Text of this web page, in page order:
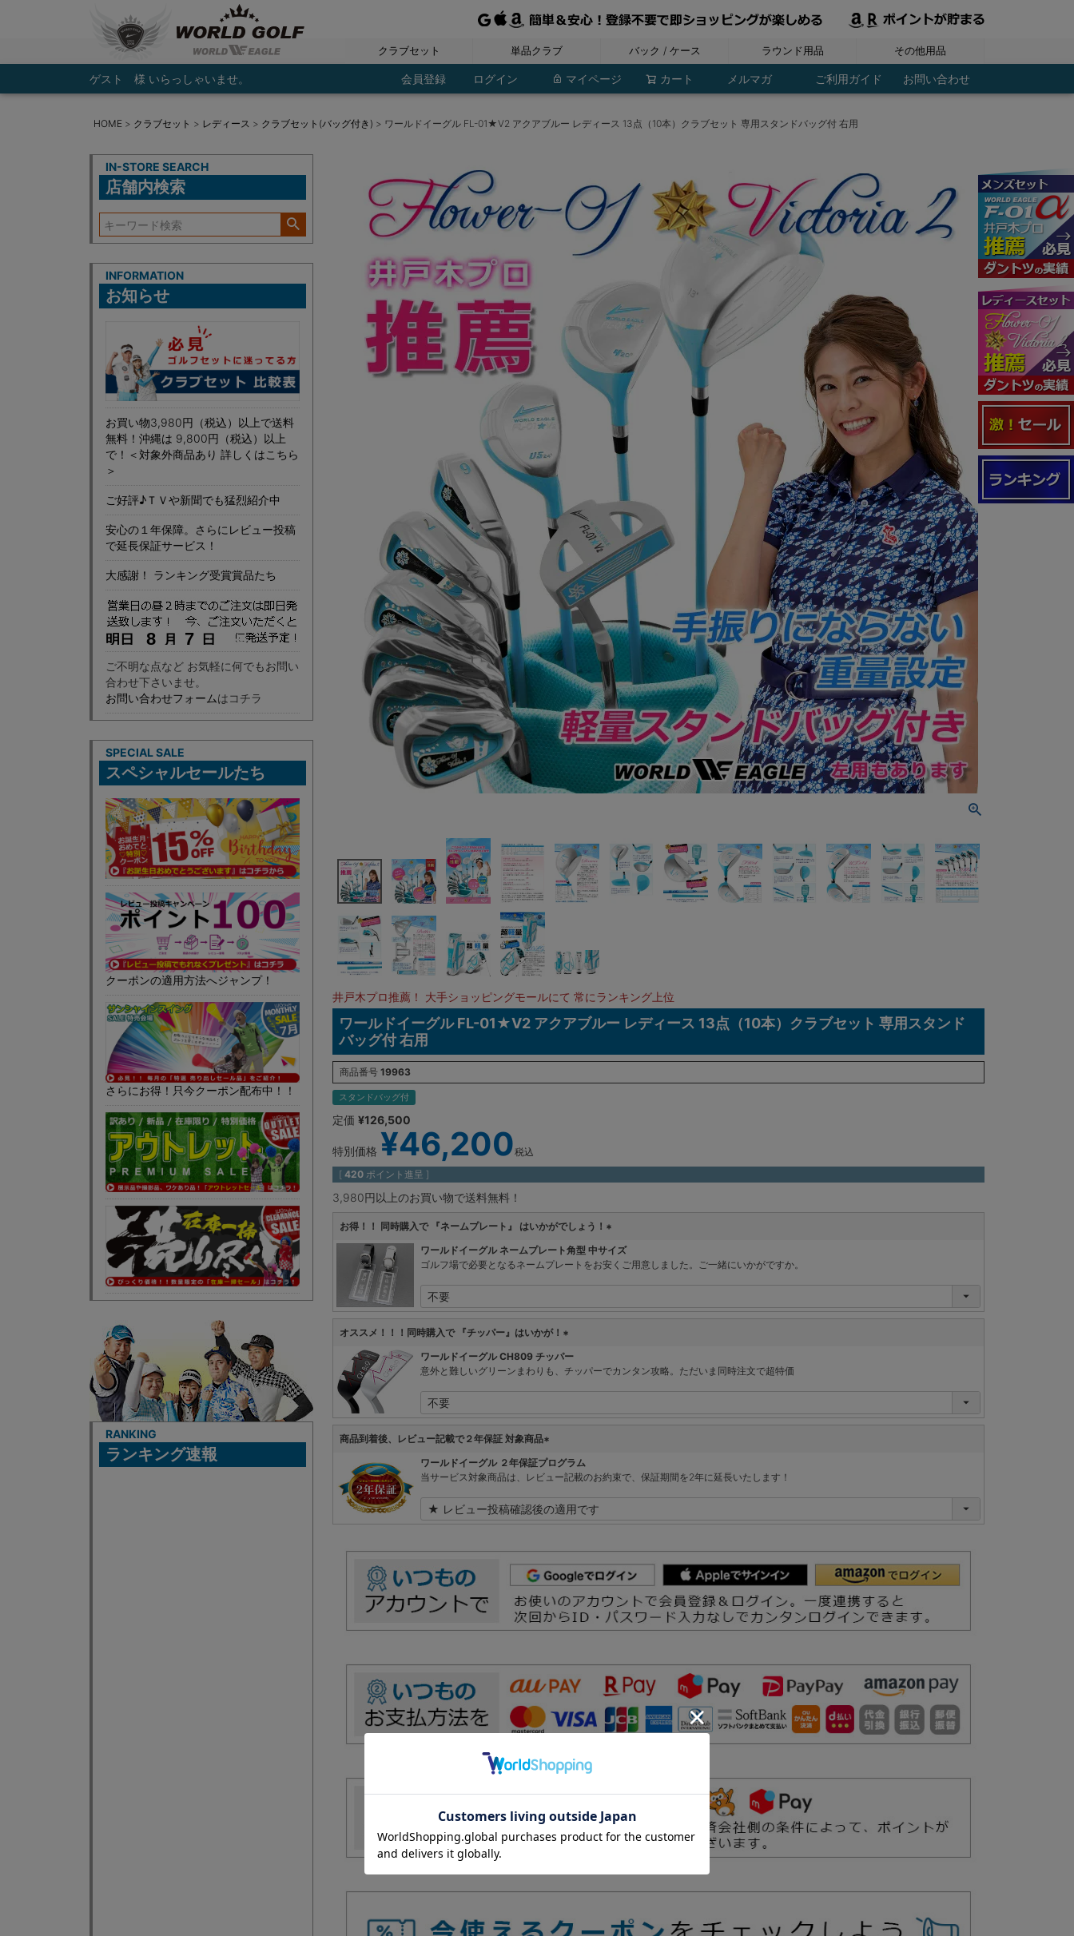
クラブセット
メンズ
レディース
ジュニア
単品クラブ
ドライバー メンズ
レディース
ジュニア
フェアウェイウッド メンズ
レディース
ジュニア
ユーティリティ メンズ
レディース
ジュニア
アイアン メンズ
レディース
ジュニア
ウェッジ・チッパー メンズ
レディース
メンズ
レディース
ジュニア
バック / ケース
メンズバッグ
レディースバッグ
ジュニアバッグ
クラブケース
ボストンバッグ
シューズケース
ポーチ・小物入れ
トラベルカバー
その他
ラウンド用品
グローブ
シューズ メンズ
レディース
ヘッドカバー ドライバー用
ＦＷ用
ＵＴ用
アイアン用
ブレード パター用
マレット パター用
ラウンド用品 スコアーカウンター
ティー
ティーホルダー
ディポットツール
パターキャッチャー
ボールケース
マーカー
傘・パラソル
レーザー距離計
GPSナビ
フック付タオル
その他
その他用品
パーツ / メンテ
練習用品
コンペ用品
コース用品
ネームプレート
健康
アウトドア
トレーニング
その他
ゲスト 様 いらっしゃいませ。 マイページ カート メルマガ ご利用ガイド お問い合わせ
会員登録 ログイン
HOME クラブセット レディース クラブセット(バッグ付き) ワールドイーグル FL-01★V2 アクアブルー レディース 13点（10本）クラブセット 専用スタンドバッグ付 右用
IN-STORE SEARCH
店舗内検索
INFORMATION
お知らせ
お買い物3,980円（税込）以上で送料
無料！沖縄は 9,800円（税込）以上
で！＜対象外商品あり 詳しくはこちら
＞
ご好評♪ＴＶや新聞でも猛烈紹介中
安心の１年保障。さらにレビュー投稿
で延長保証サービス！
大感謝！ ランキング受賞賞品たち
ご不明な点など お気軽に何でもお問い
合わせ下さいませ。
お問い合わせフォームはコチラ
SPECIAL SALE
スペシャルセールたち
クーポンの適用方法へジャンプ！
さらにお得！只今クーポン配布中！！
RANKING
ランキング速報
井戸木プロ推薦！ 大手ショッピングモールにて 常にランキング上位
ワールドイーグル FL-01★V2 アクアブルー レディース 13点（10本）クラブセット 専用スタンド
バッグ付 右用
商品番号 19963
スタンドバッグ付
定価 ¥126,500
特別価格 ¥46,200税込
[ 420 ポイント進呈 ]
3,980円以上のお買い物で送料無料！
お得！！ 同時購入で 『ネームプレート』 はいかがでしょう！
必
須
)
ワールドイーグル ネームプレート角型 中サイズ
ゴルフ場で必要となるネームプレートをお安くご用意しました。ご一緒にいかがですか。
オススメ！！！同時購入で 『チッパー』はいかが！
必
須
)
ワールドイーグル CH809 チッパー
意外と難しいグリーンまわりも、チッパーでカンタン攻略。ただいま同時注文で超特価
商品到着後、レビュー記載で２年保証 対象商品
(
必
須
)
ワールドイーグル ２年保証プログラム
当サービス対象商品は、レビュー記載のお約束で、保証期間を2年に延長いたします！